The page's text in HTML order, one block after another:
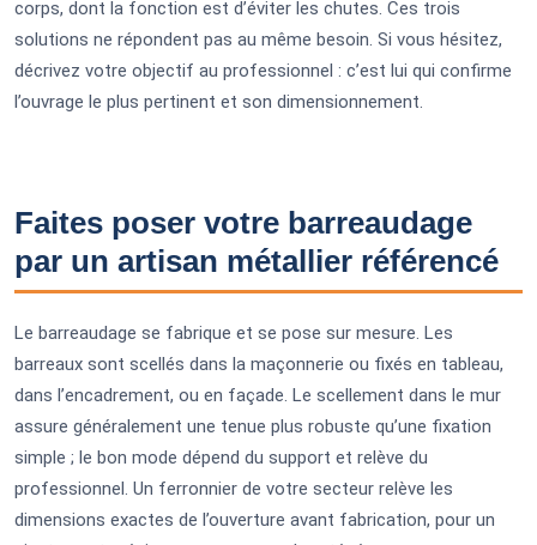
corps, dont la fonction est d’éviter les chutes. Ces trois
solutions ne répondent pas au même besoin. Si vous hésitez,
décrivez votre objectif au professionnel : c’est lui qui confirme
l’ouvrage le plus pertinent et son dimensionnement.
Faites poser votre barreaudage
par un artisan métallier référencé
Le barreaudage se fabrique et se pose sur mesure. Les
barreaux sont scellés dans la maçonnerie ou fixés en tableau,
dans l’encadrement, ou en façade. Le scellement dans le mur
assure généralement une tenue plus robuste qu’une fixation
simple ; le bon mode dépend du support et relève du
professionnel. Un ferronnier de votre secteur relève les
dimensions exactes de l’ouverture avant fabrication, pour un